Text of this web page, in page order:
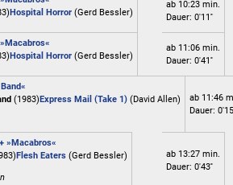
Hospital Horror (Gerd Bessler)
ab 10:23 min.
Dauer: 0'11''
Hospital Horror (Gerd Bessler)
ab 11:06 min.
Dauer: 0'41''
(1983) Express Mail (Take 1) (David Allen)
ab 11:46
Dauer:
»Macabros«
Flesh Eaters (Gerd Bessler)
ab 13:27 min.
Dauer: 0'43''